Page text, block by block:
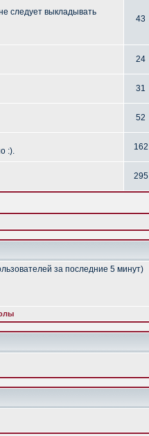
следует выкладывать
43
24
31
52
:). 162
295
за последние 5 минут)